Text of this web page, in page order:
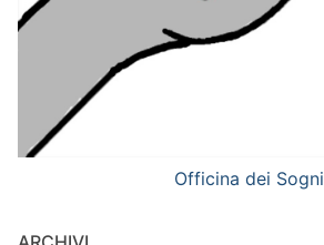
Officina dei Sogni